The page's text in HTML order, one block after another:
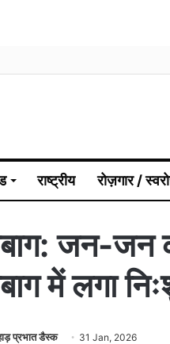
राष्ट्रीय रोज़गार /
जन-जन
में लगा
प्रभात डैस्क 31 Jan, 2026